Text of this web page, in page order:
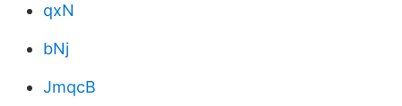
qxN
bNj
JmqcB